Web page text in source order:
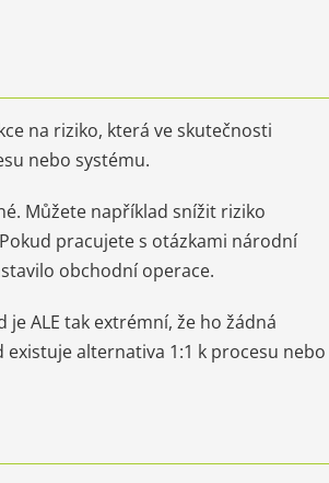
na riziko, která ve skutečnosti
nebo systému.
Můžete například snížit riziko
pracujete s otázkami národní
obchodní operace.
ALE tak extrémní, že ho žádná
alternativa 1:1 k procesu nebo